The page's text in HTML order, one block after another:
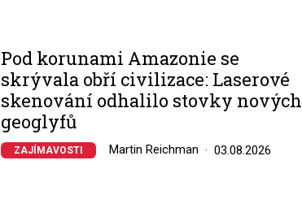
Pod korunami Amazonie se
skrývala obří civilizace: Laserové
skenování odhalilo stovky nových
geoglyfů
ZAJÍMAVOSTI Martin Reichman 03.08.2026